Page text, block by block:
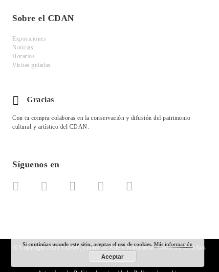
Sobre el CDAN
Exposiciones
Noticias
Horarios
Visitas guiadas
Gracias
Con tu compra colaboras en la conservación y difusión del patrimonio
cultural y artístico del CDAN.
Síguenos en
© Copyright 2021 CDAN, Centro de Arte y Naturaleza. Todos los derechos
reservados.
Si continúas usando este sitio, aceptas el uso de cookies.Más información
Aceptar